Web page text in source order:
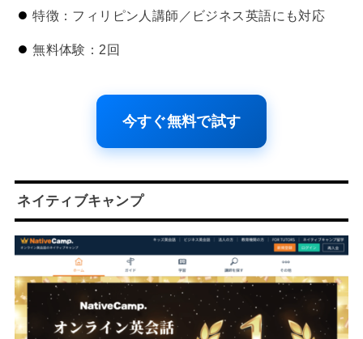
特徴：フィリピン人講師／ビジネス英語にも対応
無料体験：2回
今すぐ無料で試す
ネイティブキャンプ